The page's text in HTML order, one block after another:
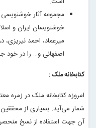
مجموعه آثار خوشنویسی
خوشنویسان ایران و
میرعماد، احمد نیریزی،
اصفهانی و… را در خود
کتابخانه ملک :
امروزه کتابخانه ملک در زمره
شمار می‌آید. بسیاری از
آن جهت استفاده از نسخ منحصر